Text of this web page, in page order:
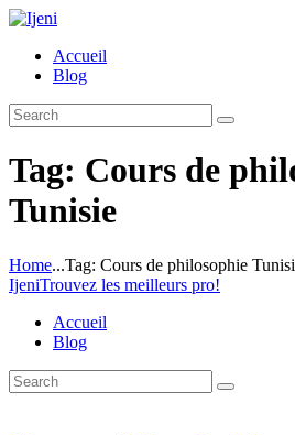
Accueil
Blog
Tag: Cours de
Tunisie
Home...Tag: Cours de philosophie
IjeniTrouvez les meilleurs pro!
Accueil
Blog